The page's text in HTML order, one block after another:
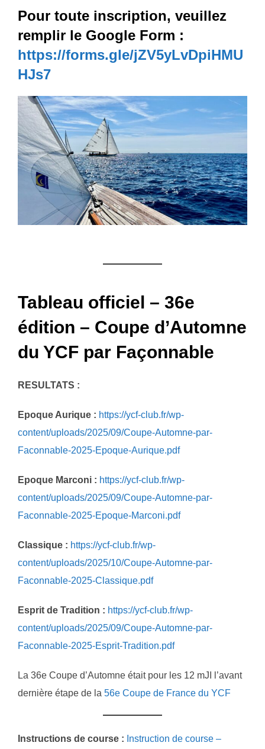
Pour toute inscription, veuillez
remplir le Google Form :
https://forms.gle/jZV5yLvDpiHMU
HJs7
Tableau officiel – 36e
édition – Coupe d’Automne
du YCF par Façonnable
RESULTATS :
Epoque Aurique : https://ycf-club.fr/wp-
content/uploads/2025/09/Coupe-Automne-par-
Faconnable-2025-Epoque-Aurique.pdf
Epoque Marconi : https://ycf-club.fr/wp-
content/uploads/2025/09/Coupe-Automne-par-
Faconnable-2025-Epoque-Marconi.pdf
Classique : https://ycf-club.fr/wp-
content/uploads/2025/10/Coupe-Automne-par-
Faconnable-2025-Classique.pdf
Esprit de Tradition : https://ycf-club.fr/wp-
content/uploads/2025/09/Coupe-Automne-par-
Faconnable-2025-Esprit-Tradition.pdf
La 36e Coupe d’Automne était pour les 12 mJI l’avant
dernière étape de la 56e Coupe de France du YCF
Instructions de course : Instruction de course –